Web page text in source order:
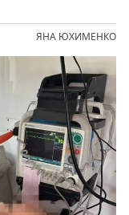
ЯНА ЮХИМЕНКО